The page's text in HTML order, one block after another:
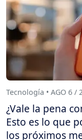
Tecnología • AGO 6 /
¿Vale la pena
Esto es lo que
los próximos